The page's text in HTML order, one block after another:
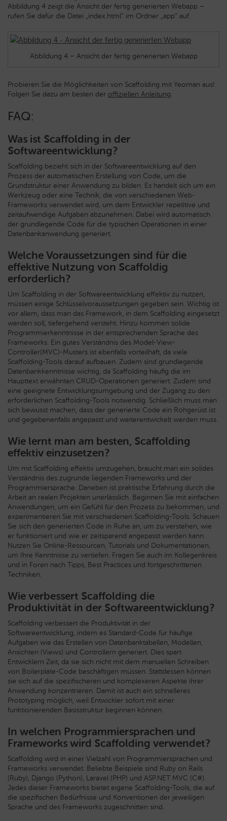
Abbildung 4 zeigt die Ansicht der fertig generierten Webapp –
rufen Sie dafür die Datei „index.html“ im Ordner „app“ auf.
Abbildung 4 – Ansicht der fertig generierten Webapp
Probieren Sie die Möglichkeiten von Scaffolding mit Yeoman aus!
Folgen Sie dazu am besten der offiziellen Anleitung.
FAQ:
Was ist Scaffolding in der
Softwareentwicklung?
Scaffolding bezieht sich in der Softwareentwicklung auf den
Prozess der automatischen Erstellung von Code, um die
Grundstruktur einer Anwendung zu bilden. Es handelt sich um ein
Werkzeug oder eine Technik, die von verschiedenen Web-
Frameworks verwendet wird, um dem Entwickler repetitive und
zeitaufwendige Aufgaben abzunehmen. Dabei wird automatisch
der grundlegende Code für die typischen Operationen in einer
Datenbankanwendung generiert.
Welche Voraussetzungen sind für die
effektive Nutzung von Scaffoldig
erforderlich?
Um Scaffolding in der Softwareentwicklung effektiv zu nutzen,
müssen einige Schlüsselvoraussetzungen gegeben sein. Wichtig ist
vor allem, dass man das Framework, in dem Scaffolding eingesetzt
werden soll, tiefergehend versteht. Hinzu kommen solide
Programmierkenntnisse in der entsprechenden Sprache des
Frameworks. Ein gutes Verständnis des Model-View-
Controller(MVC)-Musters ist ebenfalls vorteilhaft, da viele
Scaffolding-Tools darauf aufbauen. Zudem sind grundlegende
Datenbankkenntnisse wichtig, da Scaffolding häufig die im
Haupttext erwähnten CRUD-Operationen generiert. Zudem sind
eine geeignete Entwicklungsumgebung und der Zugang zu den
erforderlichen Scaffolding-Tools notwendig. Schließlich muss man
sich bewusst machen, dass der generierte Code ein Rohgerüst ist
und gegebenenfalls angepasst und weiterentwickelt werden muss.
Wie lernt man am besten, Scaffolding
effektiv einzusetzen?
Um mit Scaffolding effektiv umzugehen, braucht man ein solides
Verständnis des zugrunde liegenden Frameworks und der
Programmiersprache. Daneben ist praktische Erfahrung durch die
Arbeit an realen Projekten unerlässlich. Beginnen Sie mit einfachen
Anwendungen, um ein Gefühl für den Prozess zu bekommen, und
experimentieren Sie mit verschiedenen Scaffolding-Tools. Schauen
Sie sich den generierten Code in Ruhe an, um zu verstehen, wie
er funktioniert und wie er zeitsparend angepasst werden kann.
Nutzen Sie Online-Ressourcen, Tutorials und Dokumentationen,
um Ihre Kenntnisse zu vertiefen. Fragen Sie auch im Kollegenkreis
und in Foren nach Tipps, Best Practices und fortgeschrittenen
Techniken.
Wie verbessert Scaffolding die
Produktivität in der Softwareentwicklung?
Scaffolding verbessert die Produktivität in der
Softwareentwicklung, indem es Standard-Code für häufige
Aufgaben wie das Erstellen von Datenbanktabellen, Modellen,
Ansichten (Views) und Controllern generiert. Dies spart
Entwicklern Zeit, da sie sich nicht mit dem manuellen Schreiben
von Boilerplate-Code beschäftigen müssen. Stattdessen können
sie sich auf die spezifischeren und komplexeren Aspekte ihrer
Anwendung konzentrieren. Damit ist auch ein schnelleres
Prototyping möglich, weil Entwickler sofort mit einer
funktionierenden Basisstruktur beginnen können.
In welchen Programmiersprachen und
Frameworks wird Scaffolding verwendet?
Scaffolding wird in einer Vielzahl von Programmiersprachen und
Frameworks verwendet. Beliebte Beispiele sind Ruby on Rails
(Ruby), Django (Python), Laravel (PHP) und ASP.NET MVC (C#).
Jedes dieser Frameworks bietet eigene Scaffolding-Tools, die auf
die spezifischen Bedürfnisse und Konventionen der jeweiligen
Sprache und des Frameworks zugeschnitten sind.